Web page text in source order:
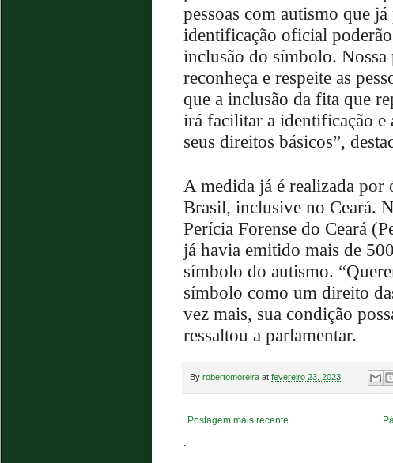
pessoas com autismo que
identificação oficial
inclusão do símbolo. Nossa
reconheça e respeite as
que a inclusão da fita que
irá facilitar a identificação e
seus direitos básicos”,
A medida já é realizada por
Brasil, inclusive no Ceará.
Perícia Forense do Ceará
já havia emitido mais de
símbolo do autismo.
símbolo como um direito
vez mais, sua condição
ressaltou a parlamentar.
By robertomoreira at fevereiro 23, 2023
Postagem mais recente
.